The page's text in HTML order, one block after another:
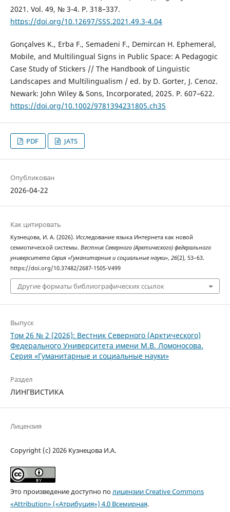
2021. Vol. 49, № 3-4. P. 318–337.
https://doi.org/10.12697/SSS.2021.49.3-4.04
Gonçalves K., Erba F., Semadeni F., Demircan H. Ephemeral,
Mobile, and Multilingual Signs in Public Space: A Pedagogic
Case Study of Stickers // The Handbook of Linguistic
Landscapes and Multilingualism / ed. by D. Gorter, J. Cenoz.
Newark: John Wiley & Sons, Incorporated, 2025. P. 607–622.
https://doi.org/10.1002/9781394231805.ch35
PDF JATS
Опубликован
2026-04-22
Как цитировать
Кузнецова, И. А. (2026). Исследование языка Интернета как новой
семиотической системы. Вестник Северного (Арктического) федерального
университета Серия «Гуманитарные и социальные науки», 26(2), 53–63.
https://doi.org/10.37482/2687-1505-V499
Другие форматы библиографических ссылок
Выпуск
Том 26 № 2 (2026): Вестник Северного (Арктического)
Федерального Университета имени М.В. Ломоносова.
Серия «Гуманитарные и социальные науки»
Раздел
ЛИНГВИСТИКА
Лицензия
Copyright (c) 2026 Кузнецова И.А.
Это произведение доступно полицензии Creative Commons
«Attribution» («Атрибуция») 4.0 Всемирная.